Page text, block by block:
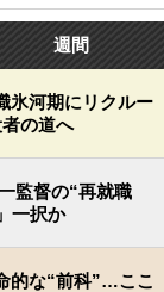
週間
氷河期にリクルー
の道へ
監督の“再就職
一択か
的な“前科”…ここ